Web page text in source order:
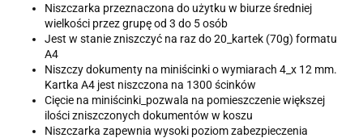
Niszczarka przeznaczona do użytku w biurze średniej
wielkości przez grupę od 3 do 5 osób
Jest w stanie zniszczyć na raz do 20_kartek (70g) formatu
A4
Niszczy dokumenty na miniścinki o wymiarach 4_x 12 mm.
Kartka A4 jest niszczona na 1300 ścinków
Cięcie na miniścinki_pozwala na pomieszczenie większej
ilości zniszczonych dokumentów w koszu
Niszczarka zapewnia wysoki poziom zabezpieczenia